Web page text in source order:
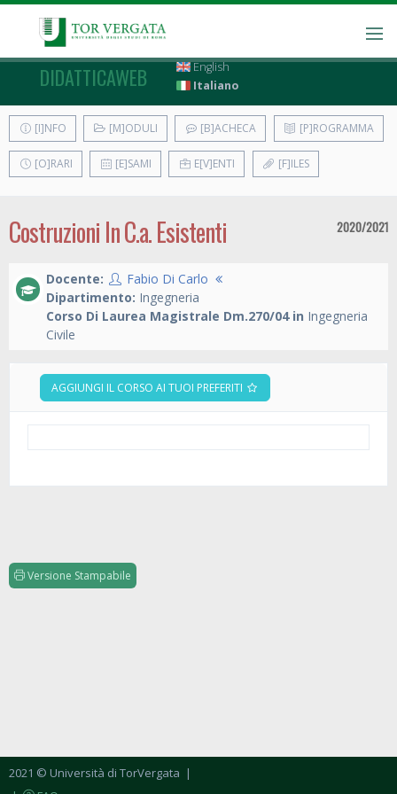
DIDATTICAWEB
English
Italiano
[I]NFO [M]ODULI [B]ACHECA [P]ROGRAMMA
[O]RARI [E]SAMI E[V]ENTI [F]ILES
Costruzioni In C.a. Esistenti 2020/2021
Docente:
Fabio Di Carlo
Dipartimento: Ingegneria
Corso Di Laurea Magistrale Dm.270/04 in Ingegneria
Civile
AGGIUNGI IL CORSO AI TUOI PREFERITI
Versione Stampabile
2021 © Università di TorVergata |